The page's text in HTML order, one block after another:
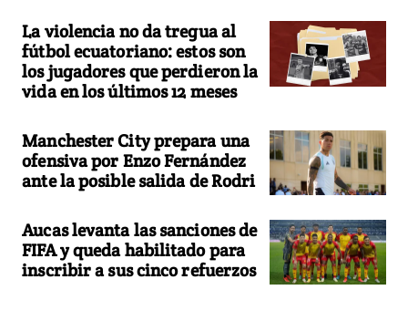
La violencia no da tregua al
fútbol ecuatoriano: estos son
los jugadores que perdieron la
vida en los últimos 12 meses
Manchester City prepara una
ofensiva por Enzo Fernández
ante la posible salida de Rodri
Aucas levanta las sanciones de
FIFA y queda habilitado para
inscribir a sus cinco refuerzos